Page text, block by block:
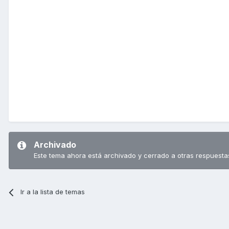
Archivado
Este tema ahora está archivado y cerrado a otras
Ir a la lista de temas